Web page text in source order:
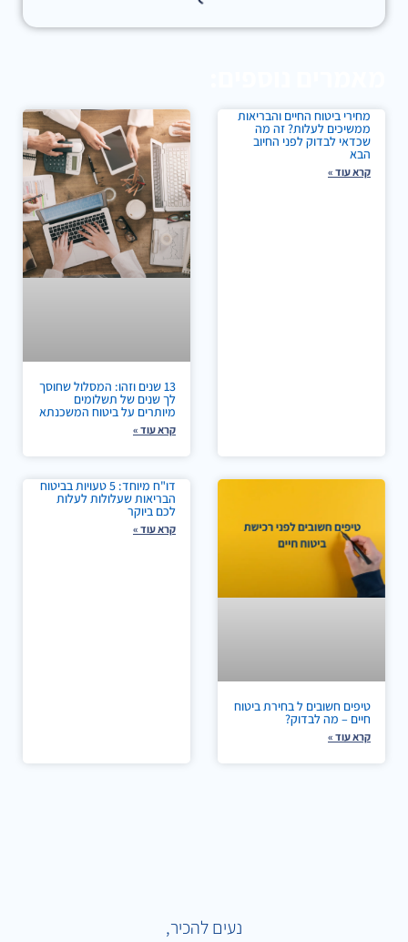
מחירי ביטוח החיים והבריאות
ממשיכים לעלות? זה מה
שכדאי לבדוק לפני החיוב
הבא
קרא עוד »
13 שנים וזהו: המסלול שחוסך
לך שנים של תשלומים
מיותרים על ביטוח המשכנתא
קרא עוד »
טיפים חשובים ל בחירת ביטוח
חיים – מה לבדוק?
קרא עוד »
דו"ח מיוחד: 5 טעויות בביטוח
הבריאות שעלולות לעלות
לכם ביוקר
קרא עוד »
נעים להכיר,